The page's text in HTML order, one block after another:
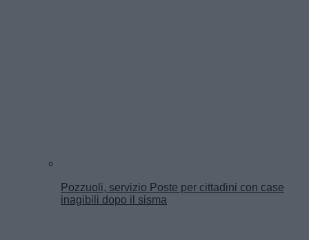
Pozzuoli, servizio Poste per cittadini con case
inagibili dopo il sisma